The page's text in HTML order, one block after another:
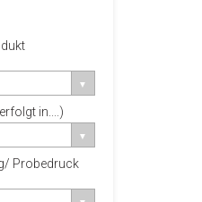
in....)
Probedruck